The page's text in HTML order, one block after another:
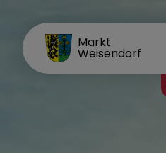
Markt
Weisendorf